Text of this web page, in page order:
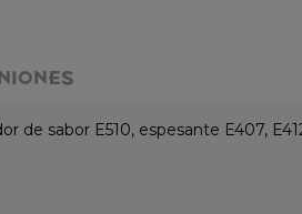
de sabor E510, espesante E407,